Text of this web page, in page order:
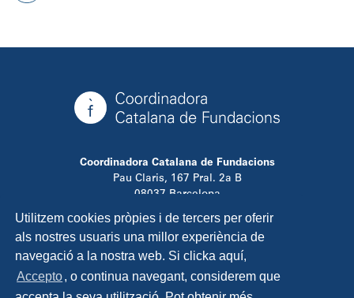
Utilitzem cookies pròpies i de tercers per oferir
als nostres usuaris una millor experiència de
navegació a la nostra web. Si clicka aquí,
Accepto, o continua navegant, considerem que
Coordinadora Catalana de Fundacions
Pau Claris, 167 Pral. 2a B
08037 Barcelona
T. 934 881 480
info@ccfundacions.cat